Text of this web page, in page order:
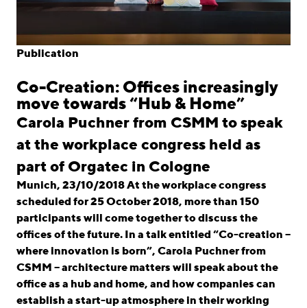
Awards
Locations
linkedininstagram
Deutsch
English
Imprint
Data Privacy
Publication
Co-Creation: Offices increasingly
move towards “Hub & Home”
Carola Puchner from CSMM to speak
at the workplace congress held as
part of Orgatec in Cologne
Munich, 23/10/2018 At the workplace congress
scheduled for 25 October 2018, more than 150
participants will come together to discuss the
offices of the future. In a talk entitled “Co-creation –
where innovation is born”, Carola Puchner from
CSMM – architecture matters will speak about the
office as a hub and home, and how companies can
establish a start-up atmosphere in their working